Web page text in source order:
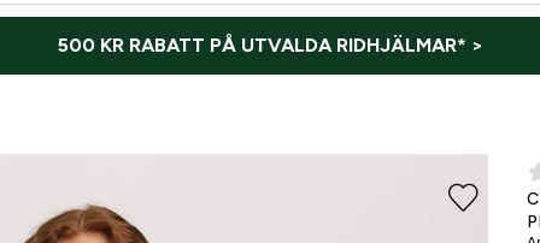
500 KR RABATT PÅ UTVALDA RIDHJÄLMAR* >